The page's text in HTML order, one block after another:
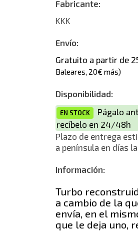
Fabricante:
KKK
Envío:
Gratuito a partir de
Baleares, 20€ más)
Disponibilidad:
EN STOCK
Págalo
recíbelo en 24/48h
Plazo de entrega
a península en días
Información:
Turbo
a cambio de la
envía, en el
que le deja uno,